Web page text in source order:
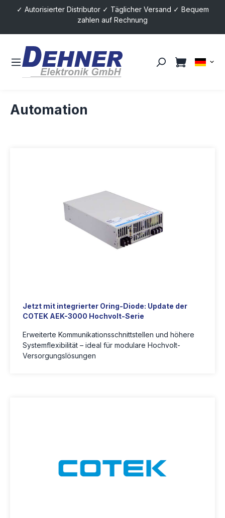
springen
✓ Autorisierter Distributor ✓ Täglicher Versand ✓ Bequem
zahlen auf Rechnung
Automation
Jetzt mit integrierter Oring-Diode: Update der
COTEK AEK-3000 Hochvolt-Serie
Erweiterte Kommunikationsschnittstellen und höhere
Systemflexibilität – ideal für modulare Hochvolt-
Versorgungslösungen